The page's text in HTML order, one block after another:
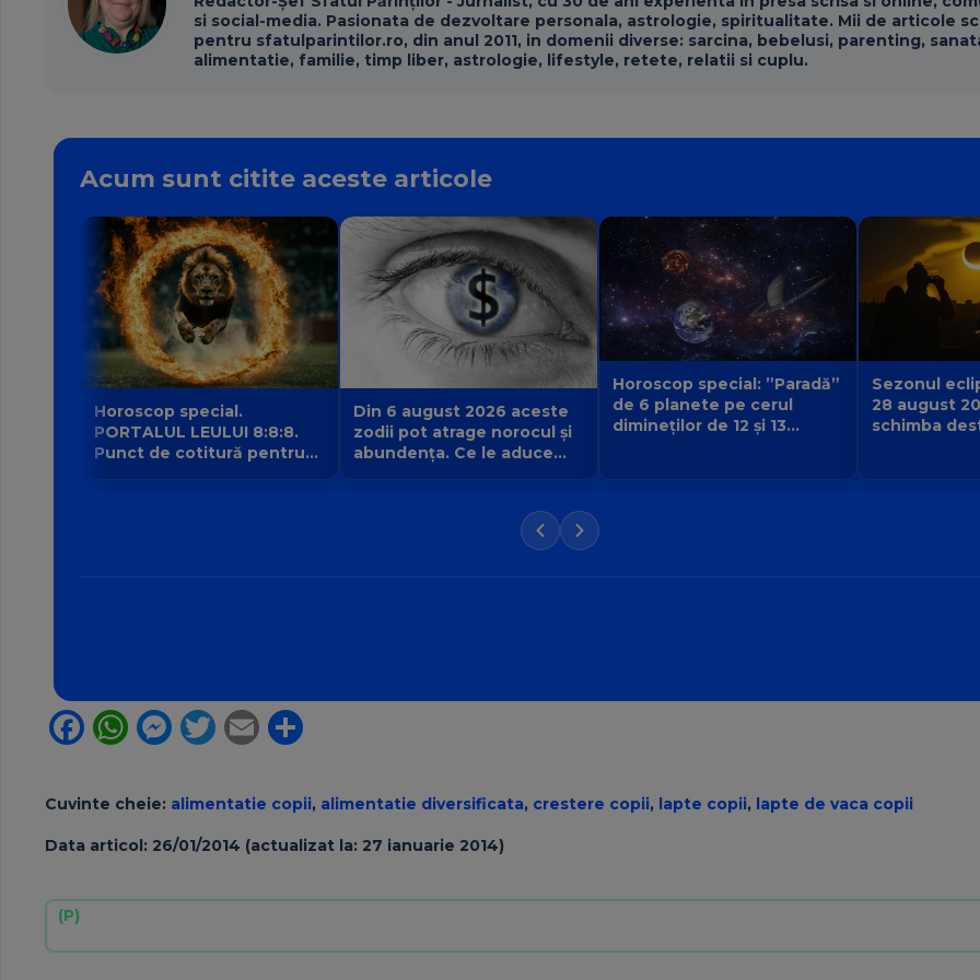
si social-media. Pasionata de dezvoltare personala, astrologie, spiritualitate. Mii de articole
pentru sfatulparintilor.ro, din anul 2011, in domenii diverse: sarcina, bebelusi, parenting,
alimentatie, familie, timp liber, astrologie, lifestyle, retete, relatii si cuplu.
Acum sunt citite aceste articole
Horoscop special.
PORTALUL LEULUI 8:8:8.
Punct de cotitură pentru
Din 6 august 2026 aceste
zodii pot atrage norocul și
abundența. Ce le aduce
Horoscop special: ”Paradă”
de 6 planete pe cerul
dimineților de 12 și 13
Sezonul
28 august
schimba
Facebook
WhatsApp
Messenger
Twitter
Email
Cuvinte cheie: alimentatie copii, alimentatie diversificata, crestere copii, lapte copii, lapte de vaca copii
Data articol: 26/01/2014 (actualizat la: 27 ianuarie 2014)